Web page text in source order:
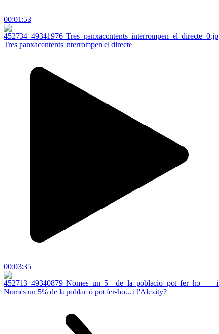
00:01:53
Tres panxacontents interrompen el directe
00:03:35
Només un 5% de la població pot fer-ho... i l'Alexity?